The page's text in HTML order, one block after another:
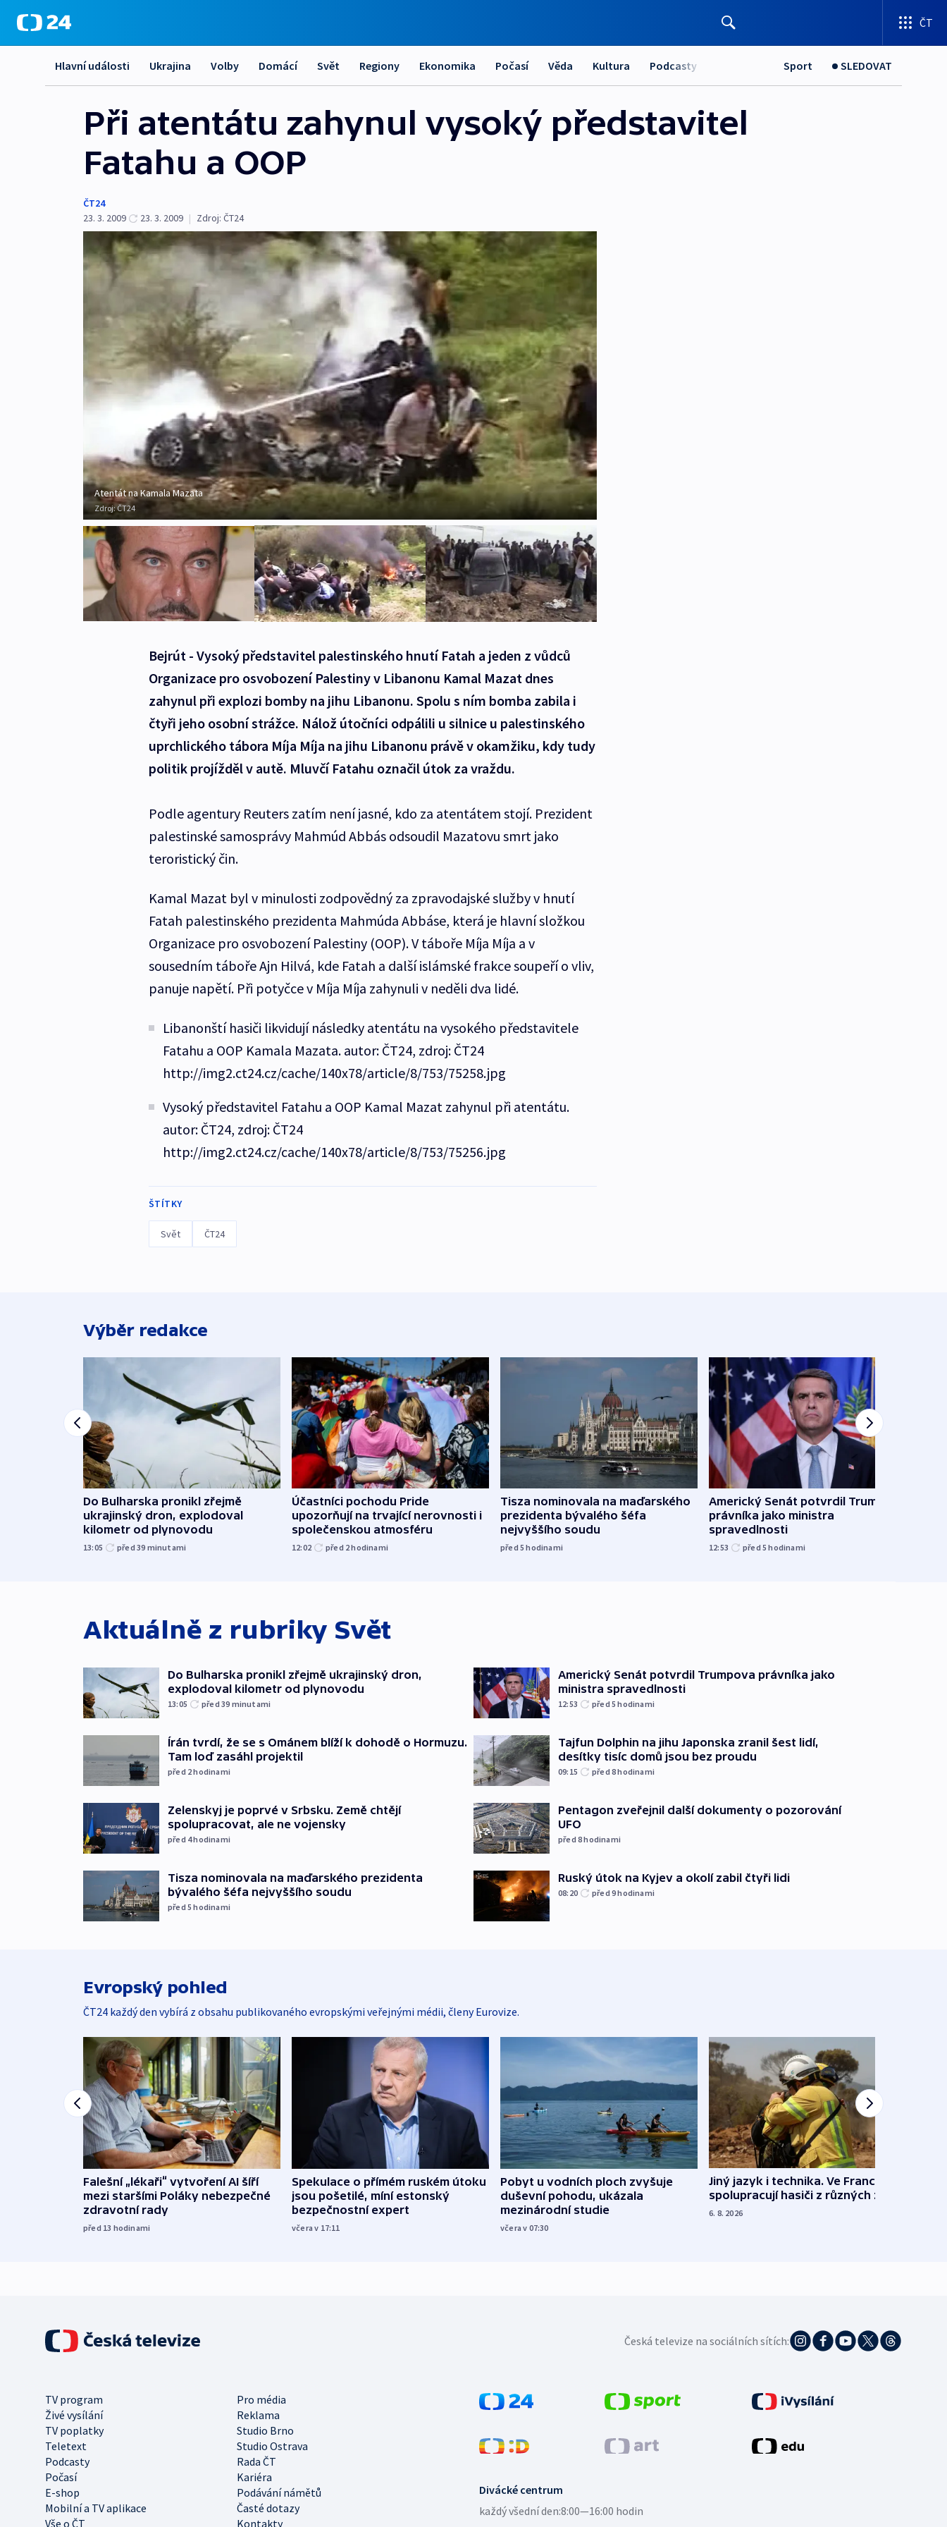
ČT
Hlavní události Ukrajina Volby Domácí Svět Regiony Ekonomika Počasí Věda Kultura Podcasty Sport SLEDOVAT
Při atentátu zahynul vysoký představitel
Fatahu a OOP
ČT24
23. 3. 2009
23. 3. 2009 | Zdroj: ČT24
Atentát na Kamala Mazata
Zdroj:ČT24
Bejrút - Vysoký představitel palestinského hnutí Fatah a jeden z vůdců
Organizace pro osvobození Palestiny v Libanonu Kamal Mazat dnes
zahynul při explozi bomby na jihu Libanonu. Spolu s ním bomba zabila i
čtyři jeho osobní strážce. Nálož útočníci odpálili u silnice u palestinského
uprchlického tábora Míja Míja na jihu Libanonu právě v okamžiku, kdy tudy
politik projížděl v autě. Mluvčí Fatahu označil útok za vraždu.
Podle agentury Reuters zatím není jasné, kdo za atentátem stojí. Prezident
palestinské samosprávy Mahmúd Abbás odsoudil Mazatovu smrt jako
teroristický čin.
Kamal Mazat byl v minulosti zodpovědný za zpravodajské služby v hnutí
Fatah palestinského prezidenta Mahmúda Abbáse, která je hlavní složkou
Organizace pro osvobození Palestiny (OOP). V táboře Míja Míja a v
sousedním táboře Ajn Hilvá, kde Fatah a další islámské frakce soupeří o vliv,
panuje napětí. Při potyčce v Míja Míja zahynuli v neděli dva lidé.
Libanonští hasiči likvidují následky atentátu na vysokého představitele
Fatahu a OOP Kamala Mazata. autor: ČT24, zdroj: ČT24
http://img2.ct24.cz/cache/140x78/article/8/753/75258.jpg
Vysoký představitel Fatahu a OOP Kamal Mazat zahynul při atentátu.
autor: ČT24, zdroj: ČT24
http://img2.ct24.cz/cache/140x78/article/8/753/75256.jpg
ŠTÍTKY
Svět ČT24
Výběr redakce
Do Bulharska pronikl zřejmě
ukrajinský dron, explodoval
kilometr od plynovodu
13:05 před 39 minutami
Účastníci pochodu Pride
upozorňují na trvající nerovnosti i
společenskou atmosféru
12:02 před 2hodinami
Tisza nominovala na maďarského
prezidenta bývalého šéfa
nejvyššího soudu
před 5hodinami
Americký Senát potvrdil Trumpova
právníka jako ministra
spravedlnosti
12:53 před 5hodinami
Aktuálně z rubriky Svět
Do Bulharska pronikl zřejmě ukrajinský dron,
explodoval kilometr od plynovodu
13:05 před 39 minutami
Írán tvrdí, že se s Ománem blíží k dohodě o Hormuzu.
Tam loď zasáhl projektil
před 2hodinami
Zelenskyj je poprvé v Srbsku. Země chtějí
spolupracovat, ale ne vojensky
před 4hodinami
Tisza nominovala na maďarského prezidenta
bývalého šéfa nejvyššího soudu
před 5hodinami
Americký Senát potvrdil Trumpova právníka jako
ministra spravedlnosti
12:53 před 5hodinami
Tajfun Dolphin na jihu Japonska zranil šest lidí,
desítky tisíc domů jsou bez proudu
09:15 před 8hodinami
Pentagon zveřejnil další dokumenty o pozorování
UFO
před 8hodinami
Ruský útok na Kyjev a okolí zabil čtyři lidi
08:20 před 9hodinami
Evropský pohled
ČT24 každý den vybírá z obsahu publikovaného evropskými veřejnými médii, členy Eurovize.
Falešní „lékaři“ vytvoření AI šíří
mezi staršími Poláky nebezpečné
zdravotní rady
před 13 hodinami
Spekulace o přímém ruském útoku
jsou pošetilé, míní estonský
bezpečnostní expert
včera v 17:11
Pobyt u vodních ploch zvyšuje
duševní pohodu, ukázala
mezinárodní studie
včera v 07:30
Jiný jazyk i technika. Ve Francii
spolupracují hasiči z různých zemí
6. 8. 2026
Česká televize na sociálních sítích:
TV program
Pro média
Živé vysílání
Reklama
TV poplatky
Studio Brno
Teletext
Studio Ostrava
Podcasty
Rada ČT
Počasí
Kariéra
E-shop
Podávání námětů
Mobilní a TV aplikace
Časté dotazy
Vše o ČT
Kontakty
Divácké centrum
každý všední den:8:00—16:00 hodin